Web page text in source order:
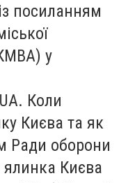
посиланням
у
Коли
Києва та як
Ради оборони
ялинка Києва